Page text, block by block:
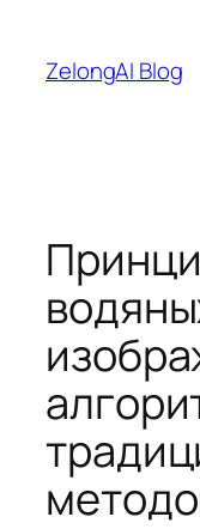
содержимому
ZelongAI Blog